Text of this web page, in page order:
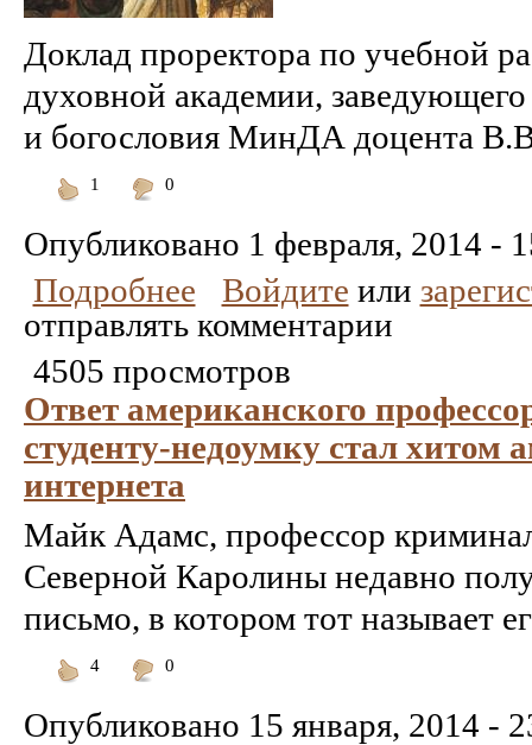
Доклад проректора по учебной
духовной академии,
и богословия МинДА доцента
1
0
Опубликовано 1 февраля, 2014 -
Подробнее
Войдите или
отправлять комментарии
4505 просмотров
Ответ американского
студенту-недоумку стал хитом
интернета
Майк Адамс, профессор
Северной Каролины недавно
письмо, в котором тот называет
4
0
Опубликовано 15 января, 2014 -